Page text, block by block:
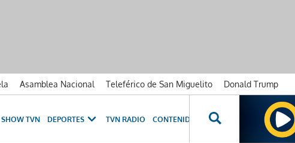
Asamblea Nacional Teleférico de San Miguelito
Donald Trump
SHOW TVN DEPORTES TVN RADIO CONTENIDOS ESPECIALES NOVELAS